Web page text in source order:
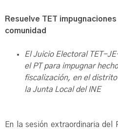
Resuelve TET
comunidad
El Juicio Electoral TET-
el PT para impugnar
fiscalización, en el
la Junta Local del INE
En la sesión extraordinaria del